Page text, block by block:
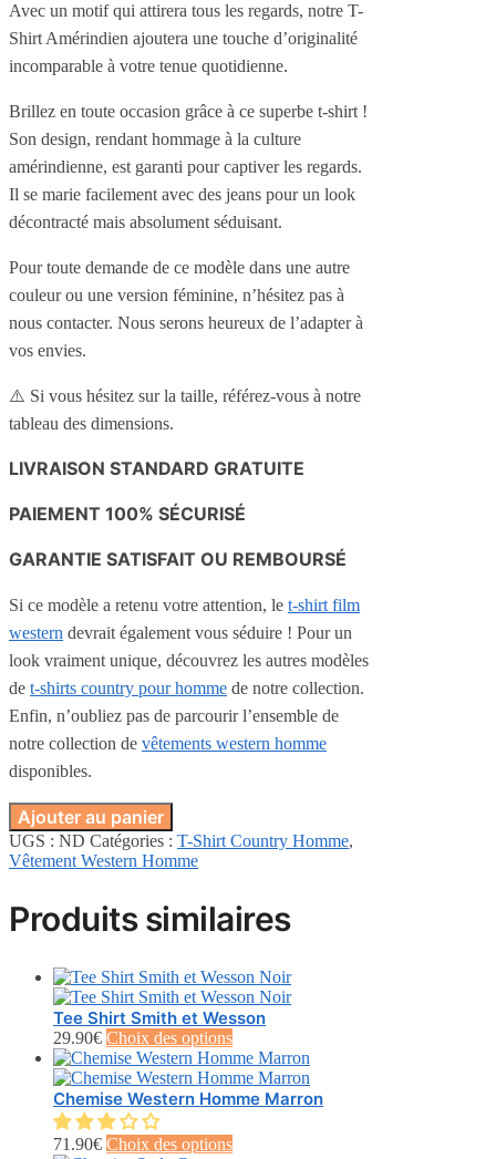
Avec un motif qui attirera tous les regards, notre T-
Shirt Amérindien ajoutera une touche d’originalité
incomparable à votre tenue quotidienne.
Brillez en toute occasion grâce à ce superbe t-shirt !
Son design, rendant hommage à la culture
amérindienne, est garanti pour captiver les regards.
Il se marie facilement avec des jeans pour un look
décontracté mais absolument séduisant.
Pour toute demande de ce modèle dans une autre
couleur ou une version féminine, n’hésitez pas à
nous contacter. Nous serons heureux de l’adapter à
vos envies.
⚠️ Si vous hésitez sur la taille, référez-vous à notre
tableau des dimensions.
LIVRAISON STANDARD GRATUITE
PAIEMENT 100% SÉCURISÉ
GARANTIE SATISFAIT OU REMBOURSÉ
Si ce modèle a retenu votre attention, le t-shirt film
western devrait également vous séduire ! Pour un
look vraiment unique, découvrez les autres modèles
de t-shirts country pour homme de notre collection.
Enfin, n’oubliez pas de parcourir l’ensemble de
notre collection de vêtements western homme
disponibles.
Ajouter au panier
UGS : ND Catégories : T-Shirt Country Homme,
Vêtement Western Homme
Produits similaires
Tee Shirt Smith et Wesson
29.90€ Choix des optionsCe
produit
a
plusieurs
Les
Chemise Western Homme Marron
71.90€ Choix des optionsCe